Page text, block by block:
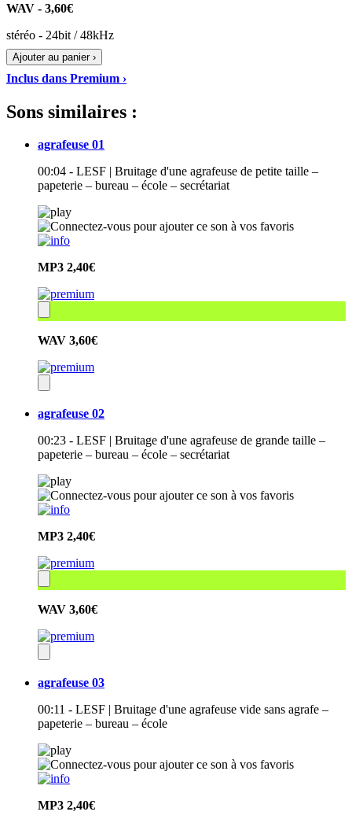
WAV - 3,60€
stéréo - 24bit / 48kHz
Ajouter au panier ›
Inclus dans Premium ›
Sons similaires :
agrafeuse 01
00:04 - LESF | Bruitage d'une agrafeuse de petite taille –
papeterie – bureau – école – secrétariat
MP3 2,40€
WAV 3,60€
agrafeuse 02
00:23 - LESF | Bruitage d'une agrafeuse de grande taille –
papeterie – bureau – école – secrétariat
MP3 2,40€
WAV 3,60€
agrafeuse 03
00:11 - LESF | Bruitage d'une agrafeuse vide sans agrafe –
papeterie – bureau – école
MP3 2,40€